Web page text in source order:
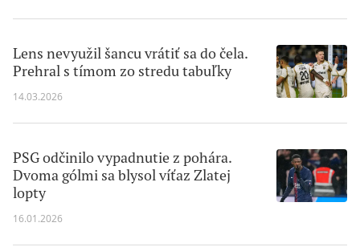
Lens nevyužil šancu vrátiť sa do čela.
Prehral s tímom zo stredu tabuľky
14.03.2026
PSG odčinilo vypadnutie z pohára.
Dvoma gólmi sa blysol víťaz Zlatej
lopty
16.01.2026